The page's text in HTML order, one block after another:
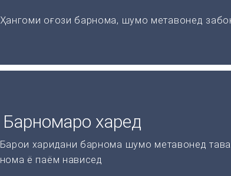
Ҳангоми оғози барнома, шумо метавонед
Барномаро харед
Барои харидани барнома шумо метавонед
нома ё паём нависед